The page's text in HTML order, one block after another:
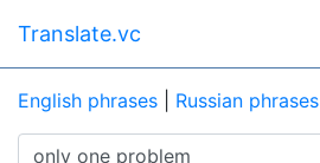
Translate.vc
English phrases Russian phrases